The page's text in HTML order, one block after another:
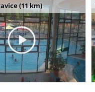
(11 km)